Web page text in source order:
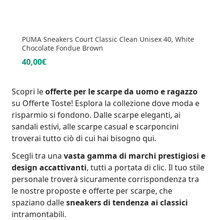
PUMA Sneakers Court Classic Clean Unisex 40, White
Chocolate Fondue Brown
40,00€
Scopri leofferte per le scarpe da uomo e ragazzo
su Offerte Toste! Esplora la collezione dove moda e
risparmio si fondono. Dalle scarpe eleganti, ai
sandali estivi, alle scarpe casual e scarponcini
troverai tutto ciò di cui hai bisogno qui.
Scegli tra una vasta gamma di marchi prestigiosi e
design accattivanti, tutti a portata di clic. Il tuo stile
personale troverà sicuramente corrispondenza tra
le nostre proposte e offerte per scarpe, che
spaziano dallesneakers di tendenza ai classici
intramontabili.